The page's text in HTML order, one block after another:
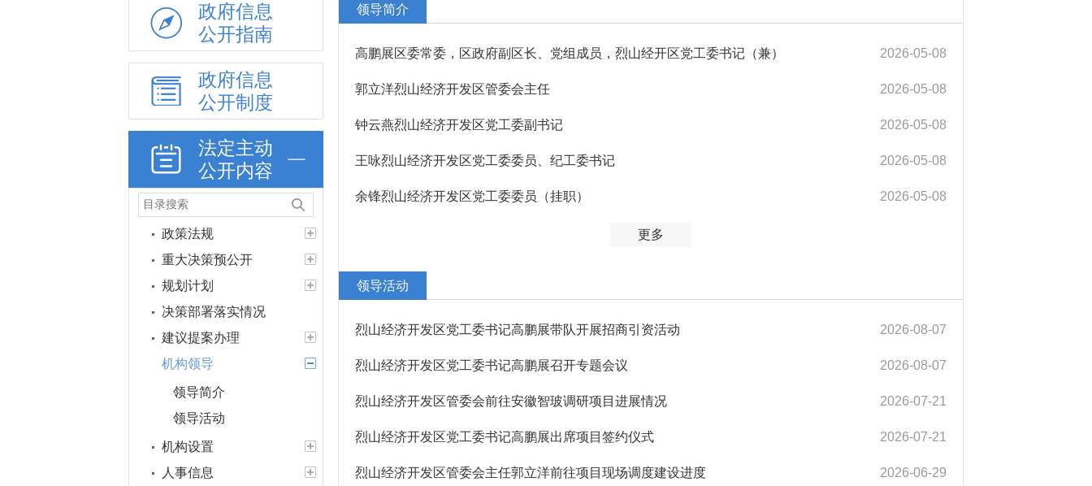
政府信息
公开指南
政府信息
公开制度
法定主动
公开内容
政策法规
重大决策预公开
规划计划
决策部署落实情况
建议提案办理
机构领导
领导简介
领导活动
机构设置
人事信息
领导简介
2026-05-08
高鹏展区委常委，区政府副区长、党组成员，烈山经开区党工委书记（兼）
2026-05-08
郭立洋烈山经济开发区管委会主任
2026-05-08
钟云燕烈山经济开发区党工委副书记
2026-05-08
王咏烈山经济开发区党工委委员、纪工委书记
2026-05-08
余锋烈山经济开发区党工委委员（挂职）
更多
领导活动
2026-08-07
烈山经济开发区党工委书记高鹏展带队开展招商引资活动
2026-08-07
烈山经济开发区党工委书记高鹏展召开专题会议
2026-07-21
烈山经济开发区管委会前往安徽智玻调研项目进展情况
2026-07-21
烈山经济开发区党工委书记高鹏展出席项目签约仪式
2026-06-29
烈山经济开发区管委会主任郭立洋前往项目现场调度建设进度